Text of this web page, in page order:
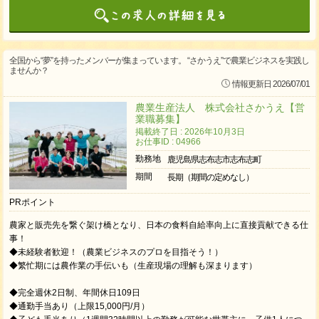
全国から“夢”を持ったメンバーが集まっています。 “さかうえ”で農業ビジネスを実践し
ませんか？
情報更新日 2026/07/01
農業生産法人 株式会社さかうえ【営
業職募集】
掲載終了日 : 2026年10月3日
お仕事ID : 04966
勤務地
鹿児島県志布志市志布志町
期間
長期（期間の定めなし）
PRポイント
農家と販売先を繋ぐ架け橋となり、日本の食料自給率向上に直接貢献できる仕
事！
◆未経験者歓迎！（農業ビジネスのプロを目指そう！）
◆繁忙期には農作業の手伝いも（生産現場の理解も深まります）
◆完全週休2日制、年間休日109日
◆通勤手当あり（上限15,000円/月）